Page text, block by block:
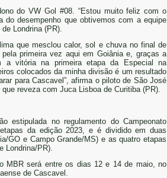
do VW Gol #08. “Estou muito feliz com o
do desempenho que obtivemos com a equipe
Londrina (PR).
que mesclou calor, sol e chuva no final de
primeira vez aqui em Goiânia e, graças a
a vitória na primeira etapa da Especial na
colocados da minha divisão é um resultado
para Cascavel”, afirma o piloto de São José
reveza com Juca Lisboa de Curitiba (PR).
estipulada no regulamento do Campeonato
da edição 2023, e é dividido em duas
GO e Campo Grande/MS) e as quatro etapas
Londrina/PR).
MBR será entre os dias 12 e 14 de maio, no
de Cascavel.